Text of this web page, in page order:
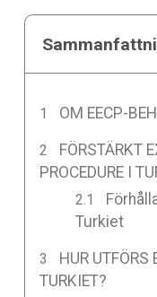
OM EECP-
FÖRSTÄRKT
PROCEDURE I
Turkiet
HUR UTFÖRS
TURKIET?